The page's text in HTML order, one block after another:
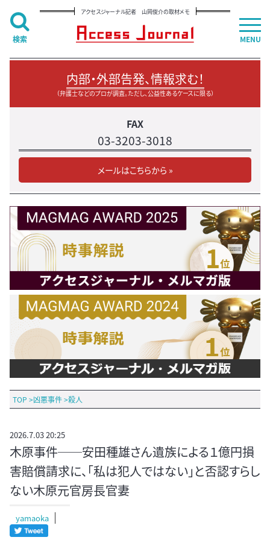
アクセスジャーナル記者 山岡俊介の取材メモ
内部・外部告発、情報求む！
（弁護士などのプロが調査。ただし、公益性あるケースに限る）
FAX
03-3203-3018
メールはこちらから »
TOP >凶悪事件>殺人
2026.7.03 20:25
木原事件──安田種雄さん遺族による１億円損
害賠償請求に、「私は犯人ではない」と否認すらし
ない木原元官房長官妻
yamaoka
MENU
検索